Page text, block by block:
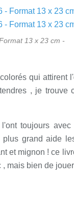
13 x 23 cm -
qui attirent
, je trouve
toujours
grand aide
et mignon ! ce
mais bien de